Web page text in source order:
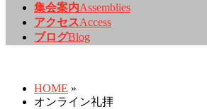
集会案内Assemblies
アクセスAccess
ブログBlog
HOME »
オンライン礼拝